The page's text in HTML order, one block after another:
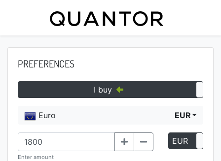
PREFERENCES
I buy
Euro EUR
Enter amount
EUR